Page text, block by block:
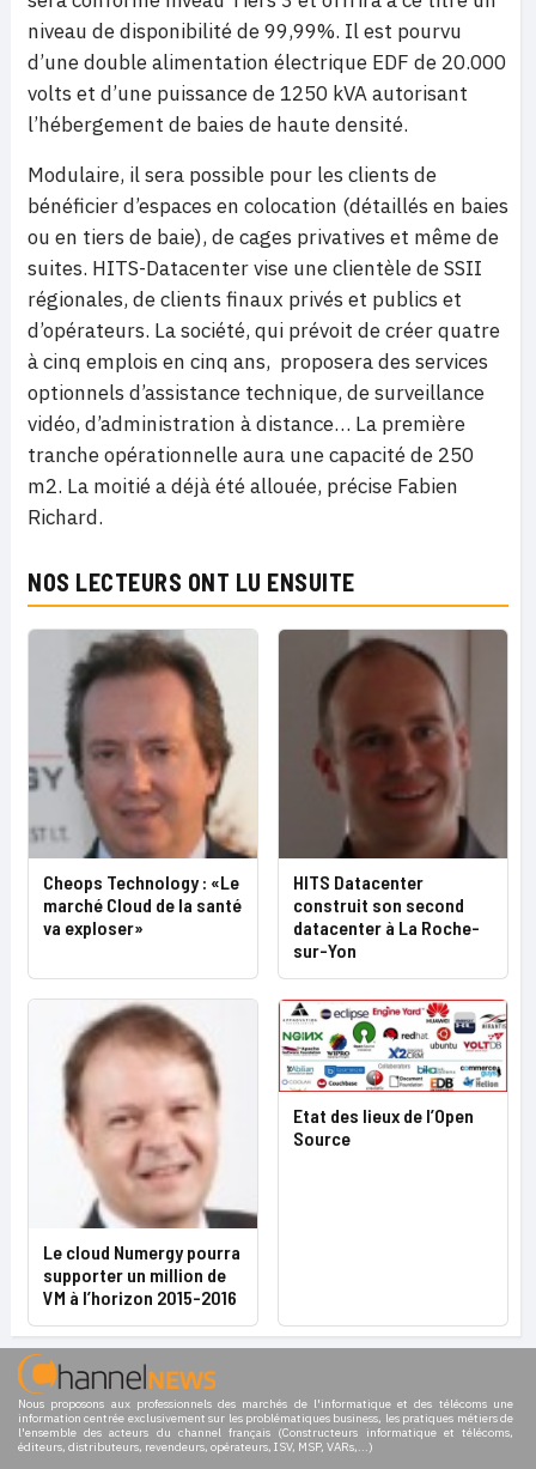
niveau de disponibilité de 99,99%. Il est pourvu
d’une double alimentation électrique EDF de 20.000
volts et d’une puissance de 1250 kVA autorisant
l’hébergement de baies de haute densité.
Modulaire, il sera possible pour les clients de
bénéficier d’espaces en colocation (détaillés en baies
ou en tiers de baie), de cages privatives et même de
suites. HITS-Datacenter vise une clientèle de SSII
régionales, de clients finaux privés et publics et
d’opérateurs. La société, qui prévoit de créer quatre
à cinq emplois en cinq ans, proposera des services
optionnels d’assistance technique, de surveillance
vidéo, d’administration à distance… La première
tranche opérationnelle aura une capacité de 250
m2. La moitié a déjà été allouée, précise Fabien
Richard.
NOS LECTEURS ONT LU ENSUITE
Cheops Technology : «Le
marché Cloud de la santé
va exploser»
HITS Datacenter
construit son second
datacenter à La Roche-
sur-Yon
Le cloud Numergy pourra
supporter un million de
VM à l’horizon 2015-2016
Etat des lieux de l’Open
Source
Nous proposons aux professionnels des marchés de l'informatique et des télécoms une
information centrée exclusivement sur les problématiques business, les pratiques métiers de
l'ensemble des acteurs du channel français (Constructeurs informatique et télécoms,
éditeurs, distributeurs, revendeurs, opérateurs, ISV, MSP, VARs,...)